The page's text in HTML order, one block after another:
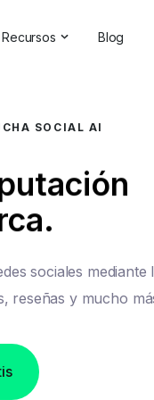
Recursos
Comprobador de marcas
Seminarios en línea
Directorio de socios
Blog
SOCIAL AI
sociales mediante
reseñas y mucho